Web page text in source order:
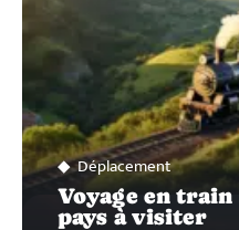
Déplacement
Voyage en
pays à visiter